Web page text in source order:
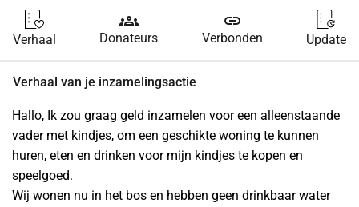
Verhaal
groups
Donateurs
link
Verbonden Update
Verhaal van je inzamelingsactie
Hallo, Ik zou graag geld inzamelen voor een alleenstaande
vader met kindjes, om een geschikte woning te kunnen
huren, eten en drinken voor mijn kindjes te kopen en
speelgoed.
Wij wonen nu in het bos en hebben geen drinkbaar water